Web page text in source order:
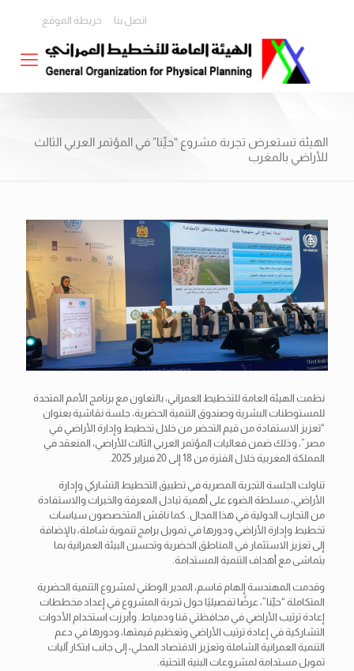
اتصل بنا خريطة الموقع
الهيئة تستعرض تجربة مشروع “حيِّنا” في المؤتمر العربي الثالث
للأراضي بالمغرب
نظمت الهيئة العامة للتخطيط العمراني، بالتعاون مع برنامج الأمم المتحدة
للمستوطنات البشرية وصندوق التنمية الحضرية، جلسة نقاشية بعنوان
“تعزيز الاستفادة من قيم التحضر من خلال تخطيط وإدارة الأراضي في
مصر”، وذلك ضمن فعاليات المؤتمر العربي الثالث للأراضي، المنعقد في
المملكة المغربية خلال الفترة من 18 إلى 20 فبراير 2025.
تناولت الجلسة التجربة المصرية في تطبيق التخطيط التشاركي وإدارة
الأراضي، مسلطة الضوء على أهمية تبادل المعرفة والخبرات والاستفادة
من التجارب الدولية في هذا المجال. كما ناقش المتخصصون سياسات
تخطيط وإدارة الأراضي ودورها في تمويل برامج تنموية شاملة، بالإضافة
إلى تعزيز الاستثمار في المناطق الحضرية وتحسين البيئة العمرانية بما
يتماشى مع أهداف التنمية المستدامة.
وقدمت المهندسة إلهام قاسم، المدير الوطني لمشروع التنمية الحضرية
المتكاملة “حيِّنا”، عرضًا تفصيليًا حول تجربة المشروع في إعداد مخططات
إعادة ترتيب الأراضي في محافظتي قنا ودمياط. وأبرزت استخدام الأدوات
التشاركية في إعادة ترتيب الأراضي وتعظيم قيمتها، ودورها في دعم
التنمية العمرانية الشاملة وتعزيز الاقتصاد المحلي، إلى جانب ابتكار آليات
تمويل مستدامة لمشروعات البنية التحتية.